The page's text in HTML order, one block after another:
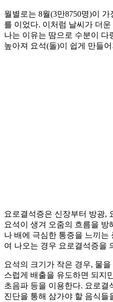
월별로는 8월(3만8750명)이 가
를 이었다. 이처럼 날씨가 더
나는 이유는 땀으로 수분이
높아져 요석(돌)이 쉽게 만들
요로결석증은 신장부터 방광,
요석이 생겨 오줌의 흐름을 방
나 배에 극심한 통증을 느끼는
여 나오는 경우 요로결석증을
요석의 크기가 작은 경우, 물
스럽게 배출을 유도하면 되지
초음파 등을 이용한다. 요로
진단을 통해 삼가야 할 음식들